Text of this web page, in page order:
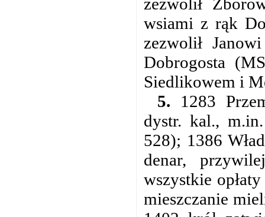
wsiami z rąk
zezwolił
Dobrogosta
Siedlikowem i
5. 1283
dystr. kal.,
528); 1386
denar,
wszystkie
mieszczanie